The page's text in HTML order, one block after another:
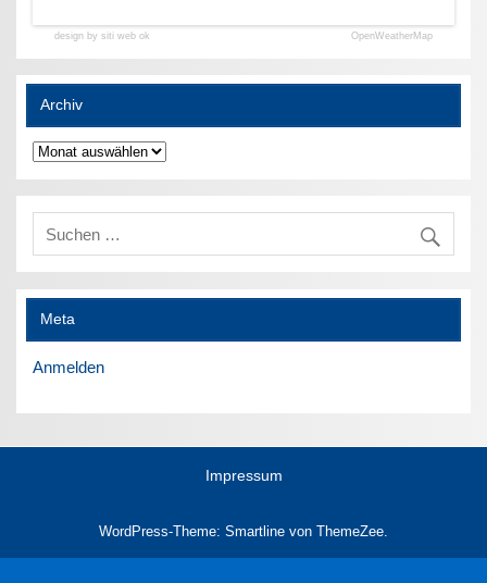
design by siti web ok OpenWeatherMap
Archiv
Archiv
Meta
Anmelden
Impressum
WordPress-Theme: Smartline von ThemeZee.